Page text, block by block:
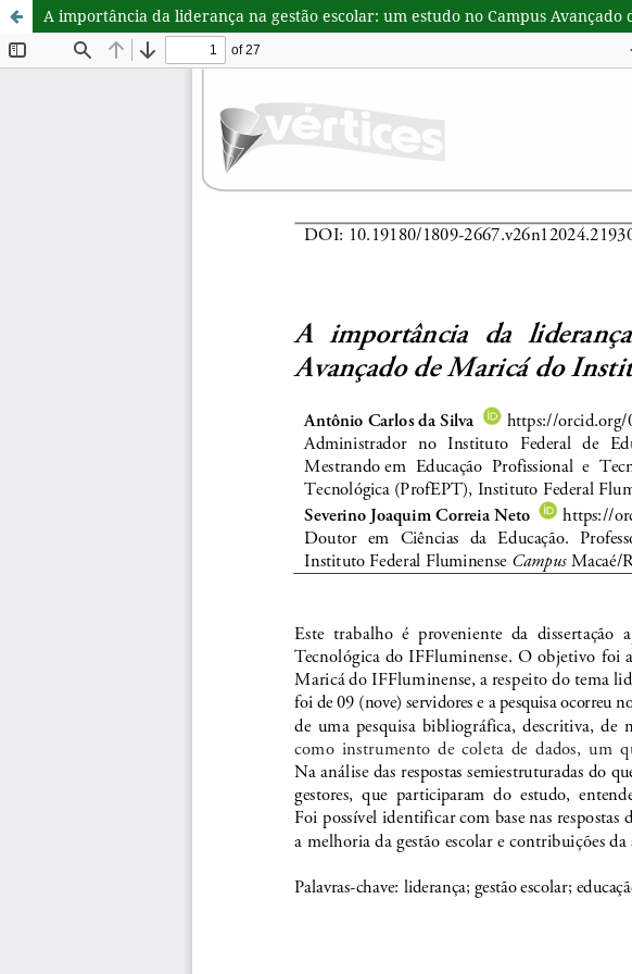
A importância da liderança na gestão escolar: um estudo no Campus